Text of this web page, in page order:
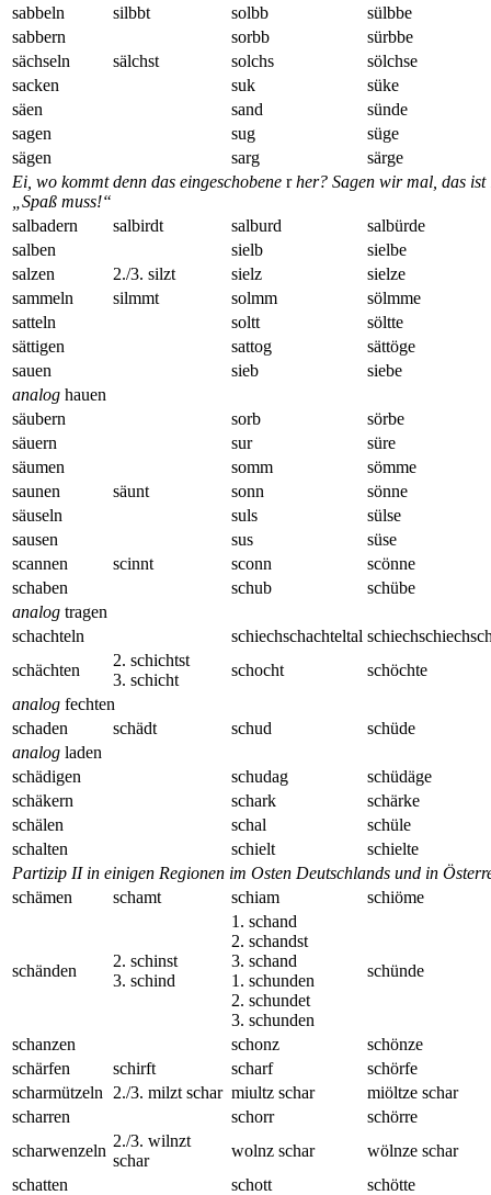
sabbeln
silbbt solbb
sülbbe
sabbern
sorbb
sürbbe
sächseln
sälchst solchs
sölchse
sacken
suk
süke
säen
sand
sünde
sagen
sug
süge
sägen
sarg
särge
Ei, wo kommt denn das eingeschobene rher? Sagen wir mal, das ist
„Spaß muss!“
salbadern
salbirdt salburd
salbürde
salben
sielb
sielbe
salzen
2./3. silzt sielz
sielze
sammeln
silmmt solmm
sölmme
satteln
soltt
söltte
sättigen
sattog
sättöge
sauen
sieb
siebe
analog hauen
säubern
sorb
sörbe
säuern
sur
süre
säumen
somm
sömme
saunen
säunt sonn
sönne
säuseln
suls
sülse
sausen
sus
süse
scannen
scinnt sconn
scönne
schaben
schub
schübe
analog tragen
schachteln
schiechschachteltal
schächten
2. schichtst
3. schicht
schocht
schöchte
analog fechten
schaden
schädt schud
schüde
analog laden
schädigen
schudag
schüdäge
schäkern
schark
schärke
schälen
schal
schüle
schalten
schielt
schielte
Partizip II in einigen Regionen im Osten Deutschlands und in
schämen
schamt schiam schiöme
schänden
2. schinst
3. schind
1. schand
2. schandst
3. schand
1. schunden
2. schundet
3. schunden
schünde
schanzen schonz
schönze
schärfen
schirft scharf
schörfe
scharmützeln
2./3. milzt schar miultz schar
miöltze schar
scharren
schorr
schörre
scharwenzeln
2./3. wilnzt
schar
wolnz schar
wölnze schar
schatten
schott
schötte